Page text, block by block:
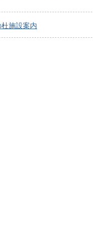
施設案内